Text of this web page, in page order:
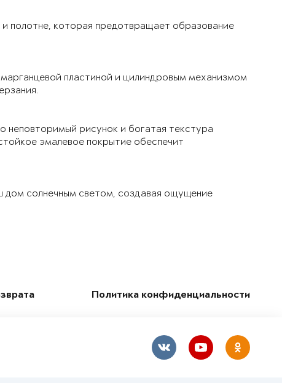
полотне, которая предотвращает образование
марганцевой пластиной и цилиндровым механизмом
неповторимый рисунок и богатая текстура
эмалевое покрытие обеспечит
дом солнечным светом, создавая ощущение
Политика конфиденциальности